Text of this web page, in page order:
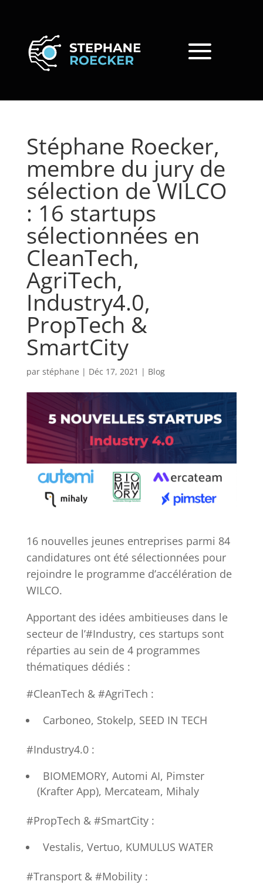
Stéphane Roecker,
membre du jury de
sélection de WILCO
: 16 startups
sélectionnées en
CleanTech,
AgriTech,
Industry4.0,
PropTech &
SmartCity
par stéphane | Déc 17, 2021 | Blog
16 nouvelles jeunes entreprises parmi 84
candidatures ont été sélectionnées pour
rejoindre le programme d’accélération de
WILCO.
Apportant des idées ambitieuses dans le
secteur de l’#Industry, ces startups sont
réparties au sein de 4 programmes
thématiques dédiés :
#CleanTech & #AgriTech :
Carboneo, Stokelp, SEED IN TECH
#Industry4.0 :
BIOMEMORY, Automi AI, Pimster
(Krafter App), Mercateam, Mihaly
#PropTech & #SmartCity :
Vestalis, Vertuo, KUMULUS WATER
#Transport & #Mobility :